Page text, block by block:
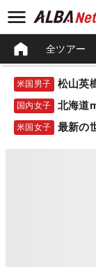
全ツアー
米国男子 松山英
国内女子 北海道
米国女子 最新の